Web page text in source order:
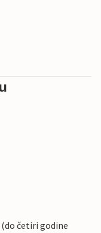
četiri godine